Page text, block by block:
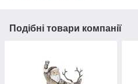
Подібні товари компанії